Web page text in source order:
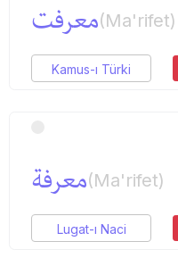
معرفت(Ma'rifet)
Kamus-ı Türki
معرفة(Ma'rifet)
Lugat-ı Naci